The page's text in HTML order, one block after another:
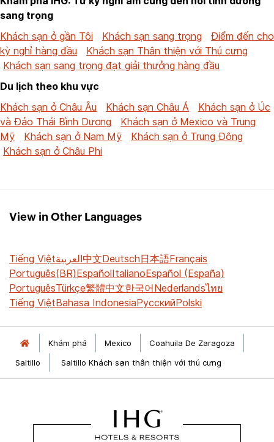
sang trọng
Khách sạn ở gần Tôi
Khách sạn sang trọng
Điểm đến cho
kỳ nghỉ hàng đầu
Khách sạn Thân thiện với Thú cưng
Khách sạn sang trọng đạt giải thưởng hàng đầu
Du lịch theo khu vực
Khách sạn ở Châu Âu
Khách sạn Châu Á
Khách sạn ở Úc
và Đảo Thái Bình Dương
Khách sạn ở Mexico và Trung
Mỹ
Khách sạn ở Nam Mỹ
Khách sạn ở Trung Đông
Khách sạn ở Châu Phi
View in Other Languages
Tiếng Việtالعربية中文Deutsch日本語Français
Português(BR)EspañolItalianoEspañol (España)
PortuguêsTürkçe繁體中文한국어Nederlandsไทย
Tiếng ViệtBahasa IndonesiaРусскийPolski
Khám phá Mexico
Coahuila De Zaragoza
Saltillo
Saltillo Khách sạn thân thiện với thú cưng